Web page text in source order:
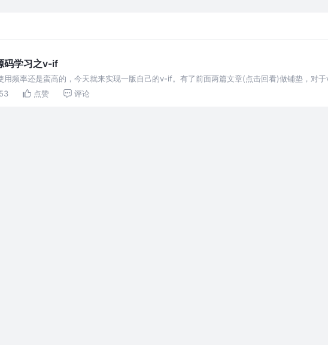
码学习之v-if
用频率还是蛮高的，今天就来实现一版自己的v-if。有了前面两篇文章(点击回看)做铺垫，对
理逻辑是不同的，整理流程在第二
点赞 评论